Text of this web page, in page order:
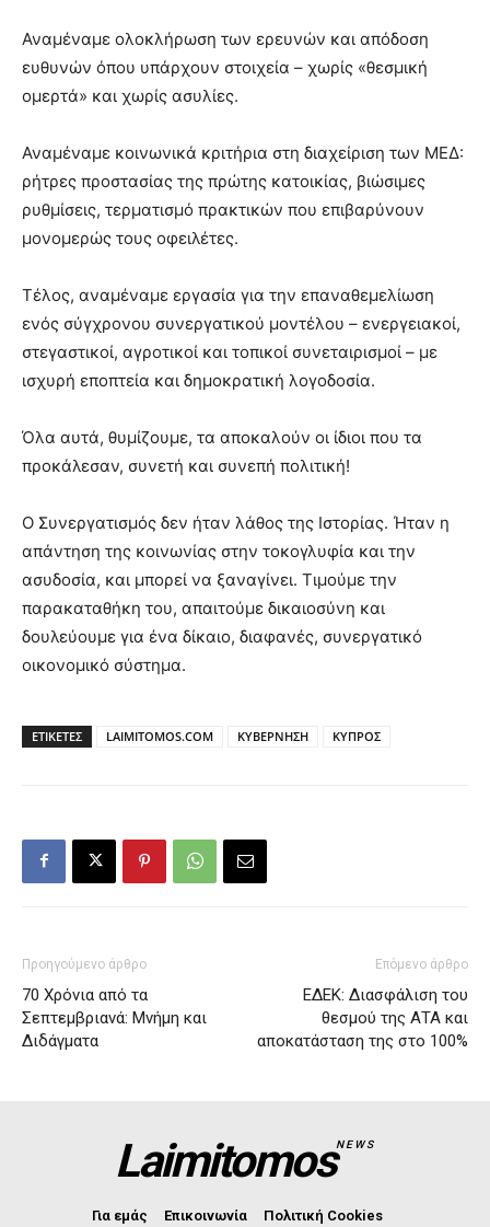
Αναμέναμε ολοκλήρωση των ερευνών και απόδοση
ευθυνών όπου υπάρχουν στοιχεία – χωρίς «θεσμική
ομερτά» και χωρίς ασυλίες.
Αναμέναμε κοινωνικά κριτήρια στη διαχείριση των ΜΕΔ:
ρήτρες προστασίας της πρώτης κατοικίας, βιώσιμες
ρυθμίσεις, τερματισμό πρακτικών που επιβαρύνουν
μονομερώς τους οφειλέτες.
Τέλος, αναμέναμε εργασία για την επαναθεμελίωση
ενός σύγχρονου συνεργατικού μοντέλου – ενεργειακοί,
στεγαστικοί, αγροτικοί και τοπικοί συνεταιρισμοί – με
ισχυρή εποπτεία και δημοκρατική λογοδοσία.
Όλα αυτά, θυμίζουμε, τα αποκαλούν οι ίδιοι που τα
προκάλεσαν, συνετή και συνεπή πολιτική!
Ο Συνεργατισμός δεν ήταν λάθος της Ιστορίας. Ήταν η
απάντηση της κοινωνίας στην τοκογλυφία και την
ασυδοσία, και μπορεί να ξαναγίνει. Τιμούμε την
παρακαταθήκη του, απαιτούμε δικαιοσύνη και
δουλεύουμε για ένα δίκαιο, διαφανές, συνεργατικό
οικονομικό σύστημα.
ΕΤΙΚΕΤΕΣ LAIMITOMOS.COM ΚΥΒΕΡΝΗΣΗ ΚΥΠΡΟΣ
Προηγούμενο άρθρο
70 Χρόνια από τα
Σεπτεμβριανά: Μνήμη και
Διδάγματα
Επόμενο άρθρο
ΕΔΕΚ: Διασφάλιση του
θεσμού της ΑΤΑ και
αποκατάσταση της στο 100%
LaimitomosNEWS
Για εμάς Επικοινωνία
Πολιτική Cookies